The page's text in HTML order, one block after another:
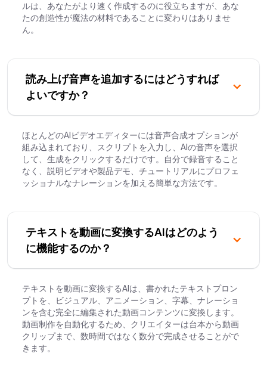
ルは、あなたがより速く作成するのに役立ちますが、あな
たの創造性が魔法の材料であることに変わりはありませ
ん。
読み上げ音声を追加するにはどうすれば
よいですか？
ほとんどのAIビデオエディターには音声合成オプションが
組み込まれており、スクリプトを入力し、AIの音声を選択
して、生成をクリックするだけです。自分で録音すること
なく、説明ビデオや製品デモ、チュートリアルにプロフェ
ッショナルなナレーションを加える簡単な方法です。
テキストを動画に変換するAIはどのよう
に機能するのか？
テキストを動画に変換するAIは、書かれたテキストプロン
プトを、ビジュアル、アニメーション、字幕、ナレーショ
ンを含む完全に編集された動画コンテンツに変換します。
動画制作を自動化するため、クリエイターは台本から動画
クリップまで、数時間ではなく数分で完成させることがで
きます。